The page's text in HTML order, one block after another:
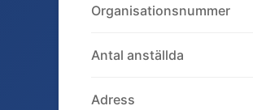
Organisationsnummer
Antal anställda
Adress